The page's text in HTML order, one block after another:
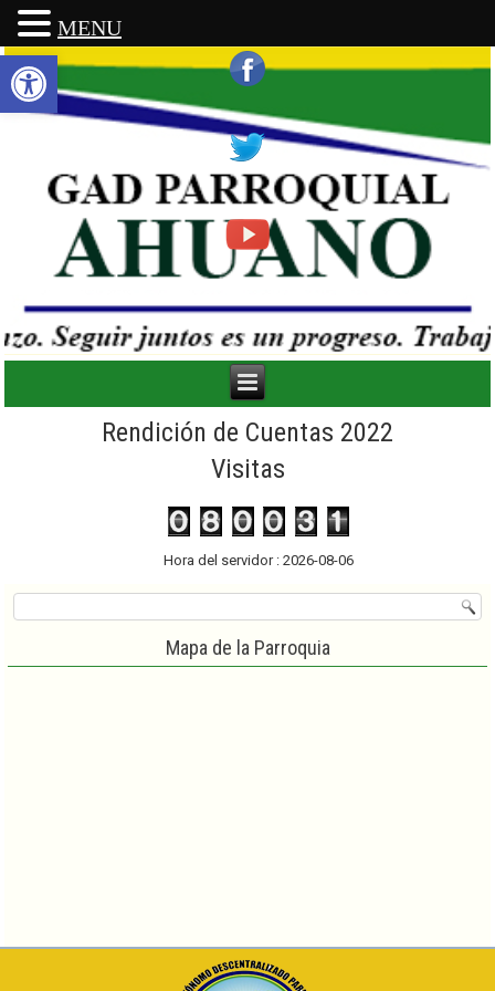
Abrir barra de herramientas
Rendición de Cuentas 2022
Visitas
Hora del servidor : 2026-08-06
Mapa de la Parroquia
MENU